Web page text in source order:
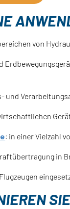
von
und
: in einer Vielzahl
in